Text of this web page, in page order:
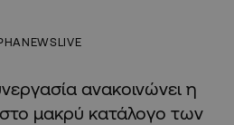
ανακοινώνει η
μακρύ κατάλογο των